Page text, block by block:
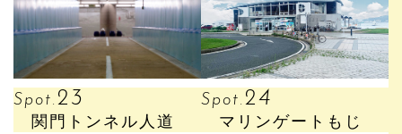
Spot. 23
関門トンネル人道
Spot. 24
マリンゲートもじ